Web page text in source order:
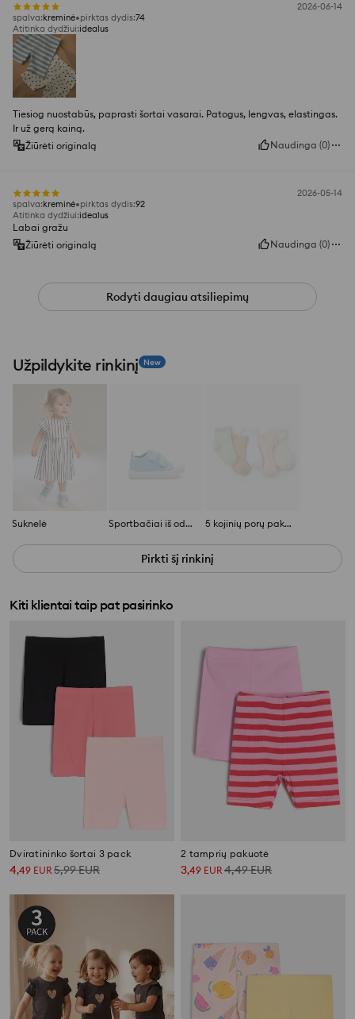
2026-06-14
spalva:kreminė pirktas dydis:74
Atitinka dydžiui:idealus
Tiesiog nuostabūs, paprasti šortai vasarai. Patogus, lengvas, elastingas.
Ir už gerą kainą.
Žiūrėti originalą
Naudinga (0)
2026-05-14
spalva:kreminė pirktas dydis:92
Atitinka dydžiui:idealus
Labai gražu
Žiūrėti originalą
Naudinga (0)
Rodyti daugiau atsiliepimų
Užpildykite rinkinį New
Suknelė Sportbačiai iš odos imitacijos 5 kojinių porų pakuotė
Pirkti šį rinkinį
Kiti klientai taip pat pasirinko
Dviratininko šortai 3 pack
4,49 EUR5,99EUR
2 tamprių pakuotė
3,49 EUR4,49EUR